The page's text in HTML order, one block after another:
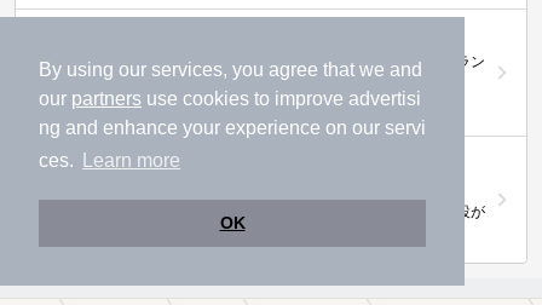
By using our services, you agree that we and
our partners use cookies to improve advertisi
ng and enhance your experience on our servi
ces.
Learn more
OK
温浴施設をお得に楽しめるサブスクリプションプラン
【ニフティライフスタイル株主優待のご案
株主優待制度で人気の温浴施設に行こう！対象施設が
拡充されました！